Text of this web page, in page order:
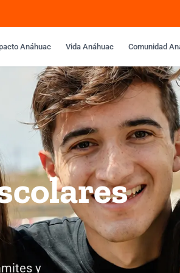
Anáhuac Vida Anáhuac Comunidad
y